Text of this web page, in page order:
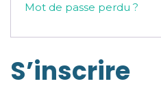
Mot de passe perdu ?
S’inscrire